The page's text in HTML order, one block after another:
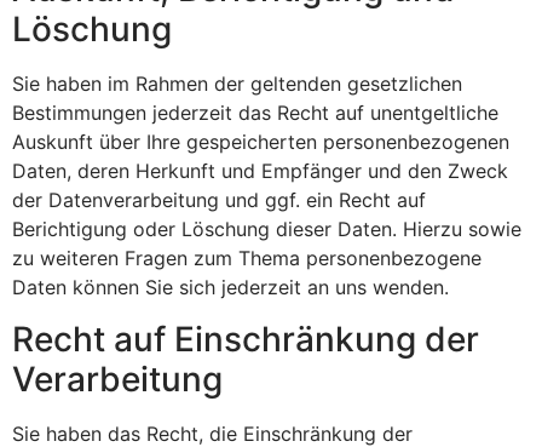
Löschung
Sie haben im Rahmen der geltenden gesetzlichen
Bestimmungen jederzeit das Recht auf unentgeltliche
Auskunft über Ihre gespeicherten personenbezogenen
Daten, deren Herkunft und Empfänger und den Zweck
der Datenverarbeitung und ggf. ein Recht auf
Berichtigung oder Löschung dieser Daten. Hierzu sowie
zu weiteren Fragen zum Thema personenbezogene
Daten können Sie sich jederzeit an uns wenden.
Recht auf Einschränkung der
Verarbeitung
Sie haben das Recht, die Einschränkung der